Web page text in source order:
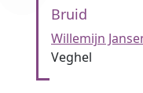
Bruid
Willemijn
Veghel